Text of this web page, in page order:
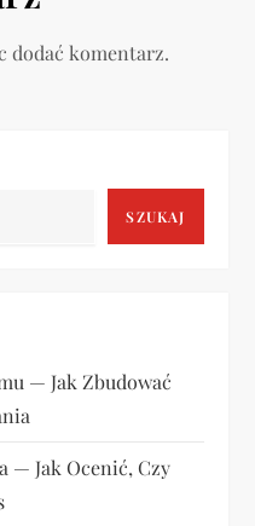
dodać komentarz.
SZUKAJ
— Jak Zbudować
— Jak Ocenić, Czy